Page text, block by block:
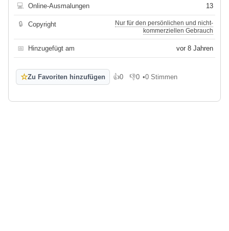
💻 Online-Ausmalungen 13
🔒 Copyright
Nur für den persönlichen und nicht-
kommerziellen Gebrauch
📅 Hinzugefügt am vor 8 Jahren
☆Zu Favoriten hinzufügen 👍0
Gefällt mir
👎0
Gefällt mir nicht
•0 Stimmen